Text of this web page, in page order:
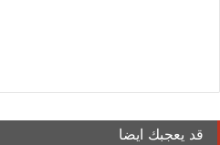
قد يعجبك ايضا